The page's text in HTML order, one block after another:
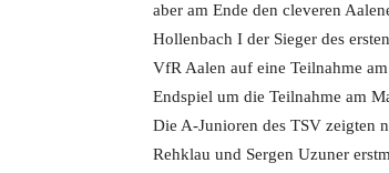
aber am Ende den cleveren
Hollenbach I der Sieger des
VfR Aalen auf eine Teilnahme
Endspiel um die Teilnahme am
Die A-Junioren des TSV zeigten
Rehklau und Sergen Uzuner